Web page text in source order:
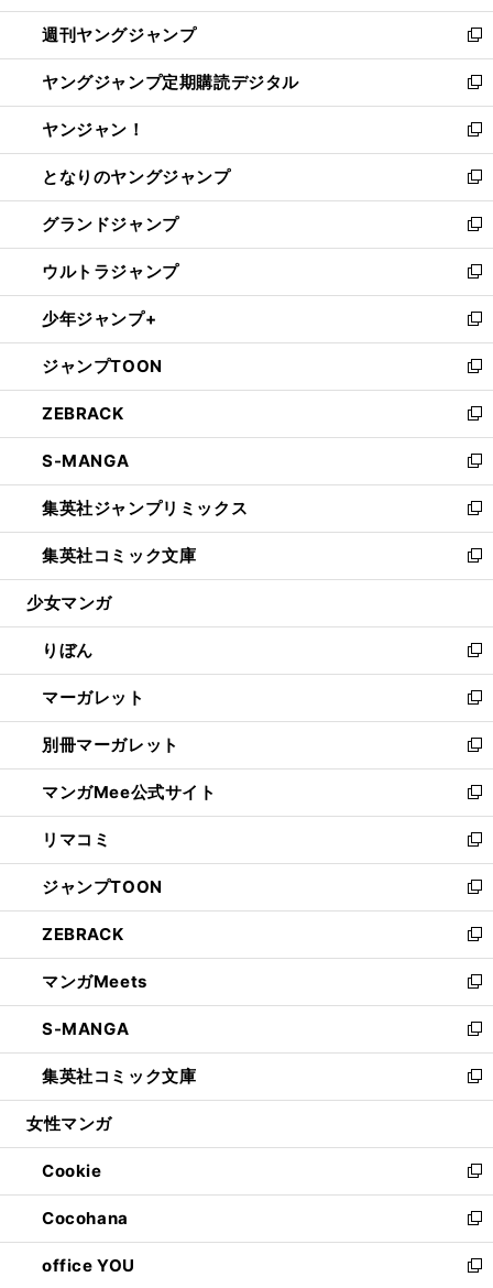
開
く
ウ
で
開
く
ン
ド
ウ
で
開
く
ウ
ィ
ン
ド
ウ
で
開
く
週刊ヤングジャンプ
新
し
い
ウ
ィ
ン
ド
ウ
で
開
く
ヤングジャンプ定期購読デジタル
新
し
い
ウ
ィ
ン
ド
ウ
で
開
く
ヤンジャン！
新
し
い
ウ
ィ
ン
ド
ウ
で
開
く
となりのヤングジャンプ
新
し
い
ウ
ィ
ン
ド
ウ
で
開
く
グランドジャンプ
新
し
い
ウ
ィ
ン
ド
ウ
で
開
く
ウルトラジャンプ
新
し
い
ウ
ィ
ン
ド
ウ
で
開
く
少年ジャンプ+
新
し
い
ウ
ィ
ン
ド
ウ
で
開
く
ジャンプTOON
新
し
い
ウ
ィ
ン
ド
ウ
で
開
ZEBRACK
新
し
い
ウ
ィ
ン
ド
ウ
開
く
S-MANGA
新
し
い
ウ
ィ
ン
ウ
で
開
く
集英社ジャンプリミックス
新
し
い
ウ
ン
ド
ウ
で
開
く
集英社コミック文庫
新
し
ウ
ィ
ン
ド
ウ
で
開
く
少女マンガ
りぼん
新
し
い
ウ
ィ
ン
ド
ウ
で
開
く
マーガレット
新
し
い
ウ
ィ
ン
ド
ウ
で
開
く
別冊マーガレット
新
し
い
ウ
ィ
ン
ド
ウ
で
開
く
マンガMee公式サイト
新
し
い
ウ
ィ
ン
ド
ウ
で
開
く
リマコミ
新
し
い
ウ
ィ
ン
ド
ウ
で
開
く
ジャンプTOON
新
し
い
ウ
ィ
ン
ド
ウ
で
開
ZEBRACK
新
し
い
ウ
ィ
ン
ド
ウ
開
く
マンガMeets
新
し
い
ウ
ィ
ン
ウ
で
開
く
S-MANGA
新
し
い
ウ
ン
ド
ウ
で
開
く
集英社コミック文庫
新
し
ウ
ィ
ン
ド
ウ
で
女性マンガ
Cookie
新
し
い
ウ
ィ
Cocohana
新
し
い
office YOU
新